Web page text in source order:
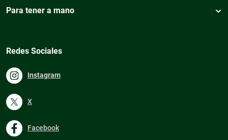
Para tener a mano
Redes Sociales
Instagram
X
Facebook